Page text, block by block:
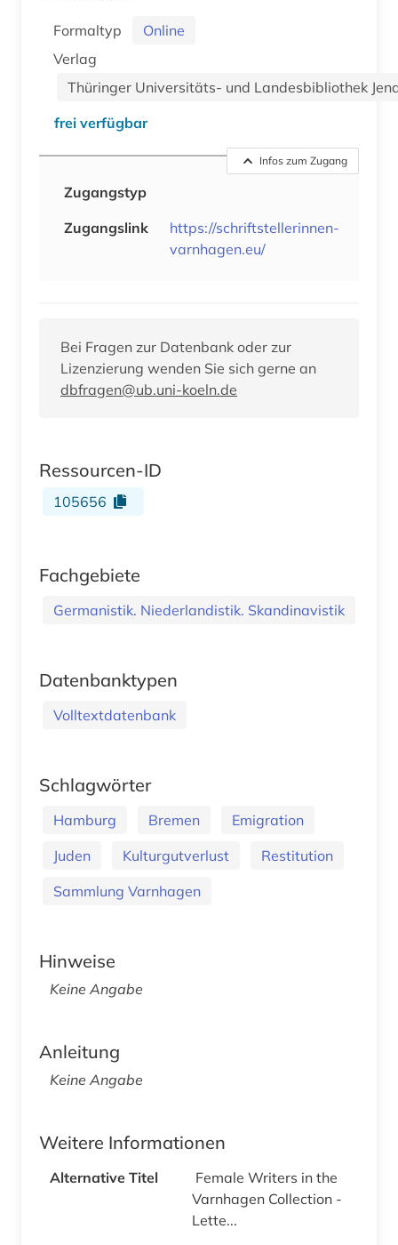
Formaltyp
Online
Verlag
Thüringer Universitäts- und Landesbibliothek
frei verfügbar
Infos zum Zugang
Zugangstyp
Zugangslink
https://schriftstellerinnen-
varnhagen.eu/
Bei Fragen zur Datenbank oder zur
Lizenzierung wenden Sie sich gerne an
dbfragen@ub.uni-koeln.de
Ressourcen-ID
105656
Fachgebiete
Germanistik. Niederlandistik. Skandinavistik
Datenbanktypen
Volltextdatenbank
Schlagwörter
Hamburg Bremen
Emigration
Juden
Kulturgutverlust
Restitution
Sammlung Varnhagen
Hinweise
Keine Angabe
Anleitung
Keine Angabe
Weitere Informationen
Alternative Titel
Female Writers in the
Varnhagen Collection -
Lette...